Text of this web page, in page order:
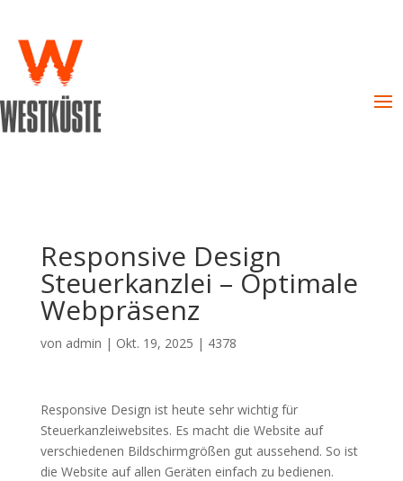
Responsive Design
Steuerkanzlei – Optimale
Webpräsenz
von admin | Okt. 19, 2025 | 4378
Responsive Design ist heute sehr wichtig für
Steuerkanzleiwebsites. Es macht die Website auf
verschiedenen Bildschirmgrößen gut aussehend. So ist
die Website auf allen Geräten einfach zu bedienen.